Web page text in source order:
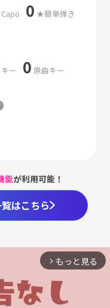
Capo 0 ★簡単弾き
キー 0 原曲キー
能が利用可能！
はこちら
arrow_forward_ios もっと見る